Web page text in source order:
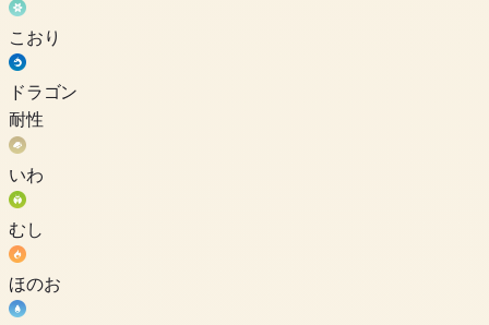
こおり
ドラゴン
耐性
いわ
むし
ほのお